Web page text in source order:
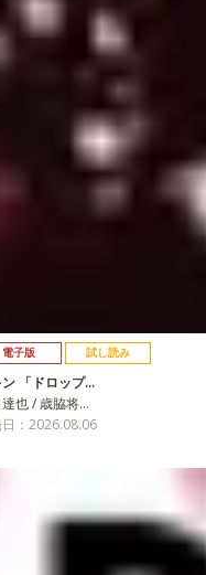
電子版 試し読み
「ドロップ…
也 / 歳脇将…
：2026.08.06